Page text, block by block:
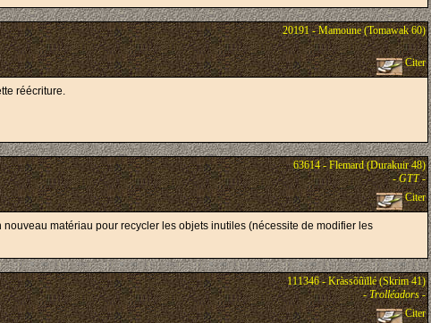
20191 - Mamoune (Tomawak 60)
Citer
réécriture.
63614 - Flemard (Durakuir 48)
-GTT-
Citer
matériau pour recycler les objets inutiles (nécessite de modifier les
111346 - Kràssõûïllé (Skrim 41)
-Trolléadors-
Citer